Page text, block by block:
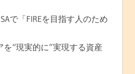
で「FIREを目指す人のため
“現実的に”実現する資産